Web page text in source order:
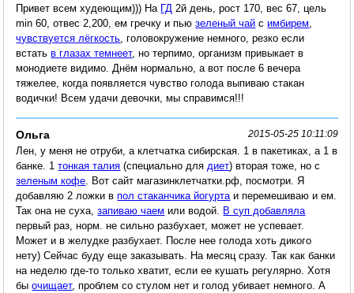
Привет всем худеющим))) На ГД 2й день, рост 170, вес 67, цель
min 60, отвес 2,200, ем гречку и пьюзеленый чай симбирем
чувствуется лёгкость , головокружение немного, резко если
встатьв глазах темнеет, но терпимо, организм привыкает в
монодиете видимо. Днём нормально, а вот после 6 вечера
тяжелее, когда появляется чувство голода выпиваю стакан
водички! Всем удачи девочки, мы справимся!!!
Ольга 2015-05-25 10:11:09
Лен, у меня не отруби, а клетчатка сибирская. 1 в пакетиках, а 1 в
банке. 1тонкая талия (специально для диет) вторая тоже, но с
зеленым кофе . Вот сайт магазинклетчатки.рф, посмотри. Я
добавляю 2 ложки впол стаканчика йогурта и перемешиваю и ем.
Так она не суха,запиваю чаем или водой.
В суп добавляла
первый раз, норм. не сильно разбухает, может не успевает.
Может и в желудке разбухает. После нее голода хоть дикого
нету) Сейчас буду еще заказывать. На месяц сразу. Так как банки
на неделю где-то только хватит, если ее кушать регулярно. Хотя
быочищает, проблем со стулом нет и голод убивает немного. А